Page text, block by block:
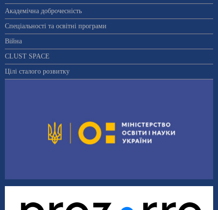
Академічна доброчесність
Спеціальності та освітні програми
Війна
CLUST SPACE
Цілі сталого розвитку